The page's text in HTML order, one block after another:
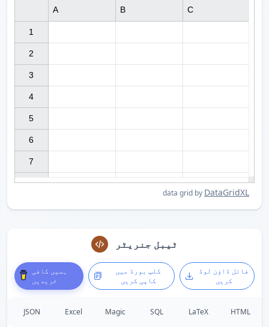
1
2
3
4
5
6
7
A B C
data grid by DataGridXL
ٹیبل جنریٹر
ہمیں کافی
خریدیں
کلپ بورڈ میں
کاپی کریں
فائل ڈاؤن لوڈ
کریں
JSON Excel Magic SQL LaTeX HTML